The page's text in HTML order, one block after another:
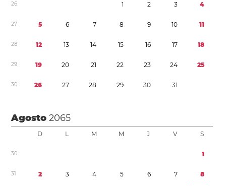
26 1 2 3 4
27 5 6 7 8 9 10 11
28 12 13 14 15 16 17 18
29 19 20 21 22 23 24 25
30 26 27 28 29 30 31
Agosto2065
D L M M J V S
30 1
31 2 3 4 5 6 7 8